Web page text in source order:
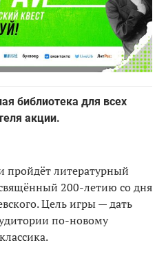
библиотека для всех
акции.
пройдёт литературный
200-летию со дня
Цель игры— дать
по-новому